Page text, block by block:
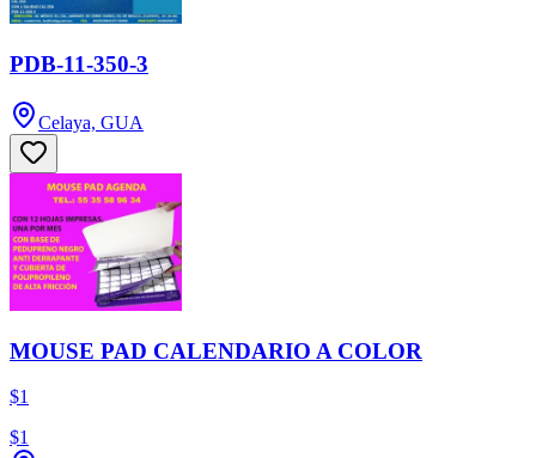
PDB-11-350-3
Celaya, GUA
MOUSE PAD CALENDARIO A COLOR
$1
$1